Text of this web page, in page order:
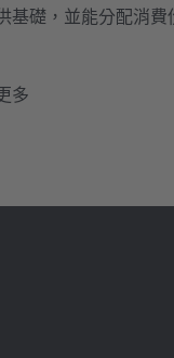
基礎，並能分配消費
多